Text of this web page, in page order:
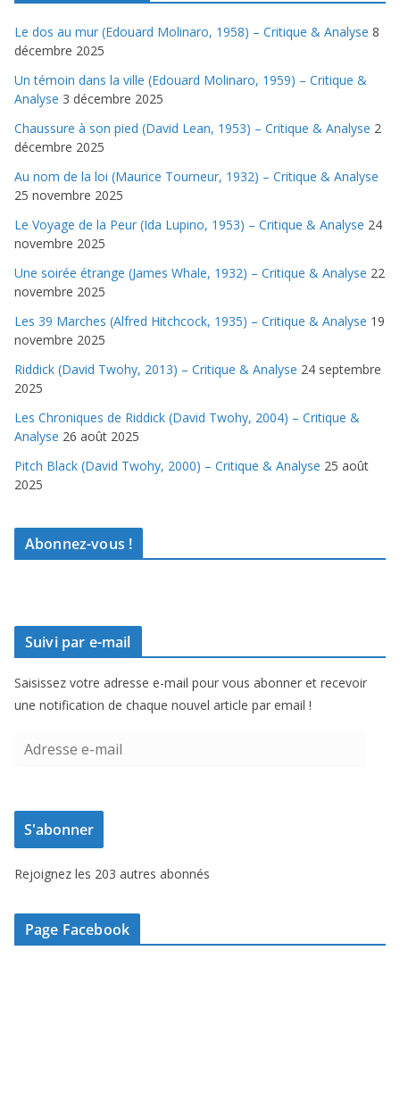
Le dos au mur (Edouard Molinaro, 1958) – Critique & Analyse 8
décembre 2025
Un témoin dans la ville (Edouard Molinaro, 1959) – Critique &
Analyse 3 décembre 2025
Chaussure à son pied (David Lean, 1953) – Critique & Analyse 2
décembre 2025
Au nom de la loi (Maurice Tourneur, 1932) – Critique & Analyse
25 novembre 2025
Le Voyage de la Peur (Ida Lupino, 1953) – Critique & Analyse 24
novembre 2025
Une soirée étrange (James Whale, 1932) – Critique & Analyse 22
novembre 2025
Les 39 Marches (Alfred Hitchcock, 1935) – Critique & Analyse 19
novembre 2025
Riddick (David Twohy, 2013) – Critique & Analyse 24 septembre
2025
Les Chroniques de Riddick (David Twohy, 2004) – Critique &
Analyse 26 août 2025
Pitch Black (David Twohy, 2000) – Critique & Analyse 25 août
2025
Abonnez-vous !
Suivi par e-mail
Saisissez votre adresse e-mail pour vous abonner et recevoir
une notification de chaque nouvel article par email !
e
s
e
-
m
S'abonner
Rejoignez les 203 autres abonnés
Page Facebook